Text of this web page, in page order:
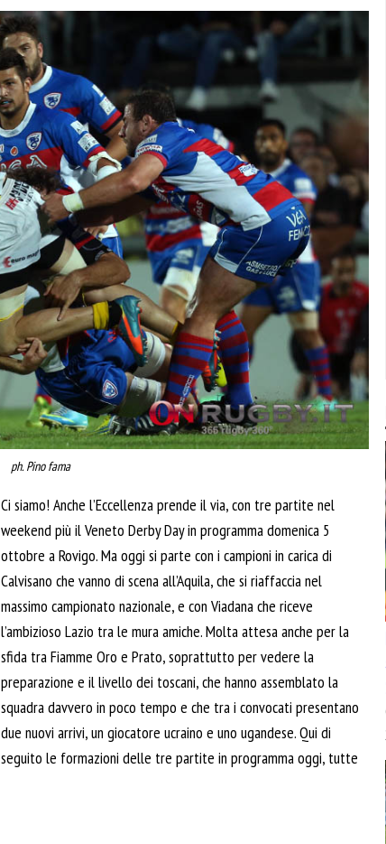
ph. Pino fama
Ci siamo! Anche l’Eccellenza prende il via, con tre partite nel
weekend più il Veneto Derby Day in programma domenica 5
ottobre a Rovigo. Ma oggi si parte con i campioni in carica di
Calvisano che vanno di scena all’Aquila, che si riaffaccia nel
massimo campionato nazionale, e con Viadana che riceve
l’ambizioso Lazio tra le mura amiche. Molta attesa anche per la
sfida tra Fiamme Oro e Prato, soprattutto per vedere la
preparazione e il livello dei toscani, che hanno assemblato la
squadra davvero in poco tempo e che tra i convocati presentano
due nuovi arrivi, un giocatore ucraino e uno ugandese. Qui di
seguito le formazioni delle tre partite in programma oggi, tutte